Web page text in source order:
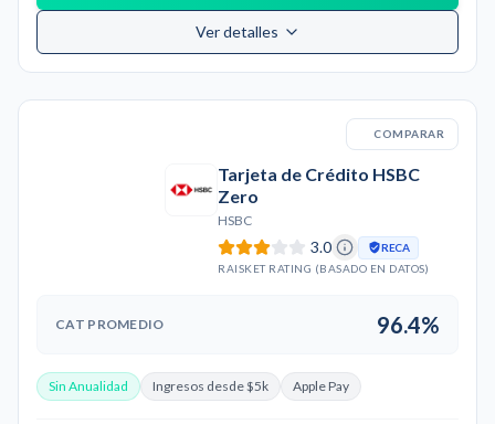
Ver detalles
COMPARAR
Tarjeta de Crédito HSBC
Zero
HSBC
3.0
RECA
RAISKET RATING (BASADO EN DATOS)
CAT PROMEDIO 96.4%
Sin Anualidad Ingresos desde $5k Apple Pay